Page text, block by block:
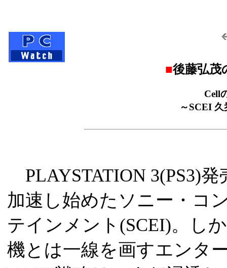
■後藤弘茂
Cell
～SCEI
PLAYSTATION 3(PS3)
加速し始めたソニー・コ
テインメント(SCEI)。し
機とは一線を画すエンタ